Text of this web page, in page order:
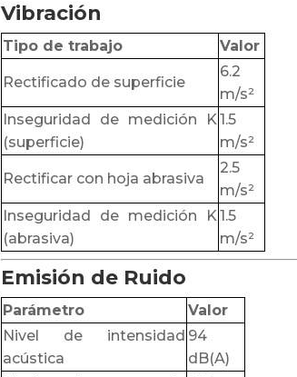
Vibración
Tipo de trabajo Valor
Rectificado de superficie
6.2
m/s²
Inseguridad de medición K
(superficie)
1.5
m/s²
Rectificar con hoja abrasiva
2.5
m/s²
Inseguridad de medición K
(abrasiva)
1.5
m/s²
Emisión de Ruido
Parámetro
Valor
Nivel de intensidad
acústica
94
dB(A)